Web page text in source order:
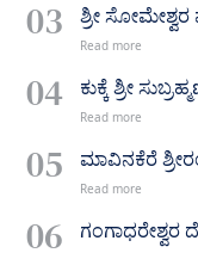
ಶ್ರೀ ಸೋಮೇಶ್ವರ
ಕುಕ್ಕೆ ಶ್ರೀ
ಮಾವಿನಕೆರೆ
ಗಂಗಾಧರೇಶ್ವರ